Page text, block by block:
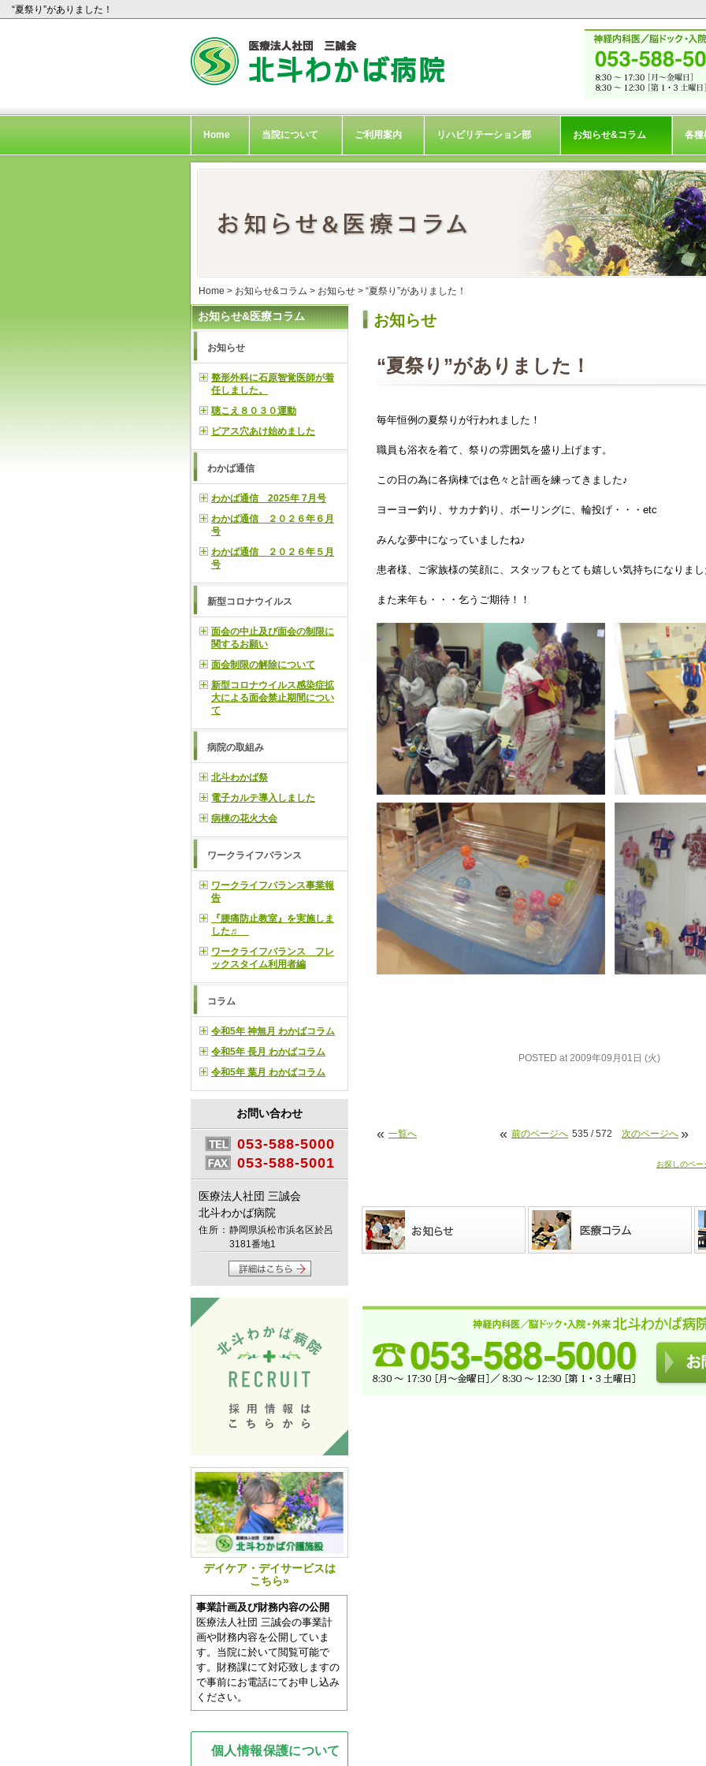
“夏祭り”がありました！
Home 当院について ご利用案内 リハビリテーション部 お知らせ&コラム 各種
Home > お知らせ&コラム > お知らせ > “夏祭り”がありました！
お知らせ
“夏祭り”がありました！
毎年恒例の夏祭りが行われました！
職員も浴衣を着て、祭りの雰囲気を盛り上げます。
この日の為に各病棟では色々と計画を練ってきました♪
ヨーヨー釣り、サカナ釣り、ボーリングに、輪投げ・・・etc
みんな夢中になっていましたね♪
患者様、ご家族様の笑顔に、スタッフもとても嬉しい気持ちになりま
また来年も・・・乞うご期待！！
POSTED at 2009年09月01日 (火)
« 一覧へ « 前のページへ 535 / 572 次のページへ »
お探しのペ
お知らせ&医療コラム
お知らせ
整形外科に石原智覚医師が着
任しました。
聴こえ８０３０運動
ピアス穴あけ始めました
わかば通信
わかば通信 2025年 7月号
わかば通信 ２０２６年６月
号
わかば通信 ２０２６年５月
号
新型コロナウイルス
面会の中止及び面会の制限に
関するお願い
面会制限の解除について
新型コロナウイルス感染症拡
大による面会禁止期間につい
て
病院の取組み
北斗わかば祭
電子カルテ導入しました
病棟の花火大会
ワークライフバランス
ワークライフバランス事業報
告
『腰痛防止教室』を実施しま
した♬
ワークライフバランス フレ
ックスタイム利用者編
コラム
令和5年 神無月 わかばコラム
令和5年 長月 わかばコラム
令和5年 葉月 わかばコラム
お問い合わせ
053-588-5000
053-588-5001
医療法人社団 三誠会
北斗わかば病院
住所： 静岡県浜松市浜名区於呂
3181番地1
デイケア・デイサービスは
こちら»
事業計画及び財務内容の公開
医療法人社団 三誠会の事業計
画や財務内容を公開していま
す。当院に於いて閲覧可能で
す。財務課にて対応致しますの
で事前にお電話にてお申し込み
ください。
個人情報保護について